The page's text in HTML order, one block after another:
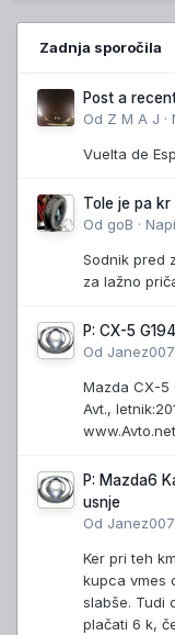
Zadnja sporočila
Post a
Od Z M A J ·
Vuelta de
Tole je pa kr
Od goB ·
Sodnik pred
za lažno
P: CX-5
Od Janez007
Mazda CX-5
Avt.,
www.Avto.net
P: Mazda6
usnje
Od Janez007
Ker pri teh
kupca vmes
slabše. Tudi
plačati 6 k,